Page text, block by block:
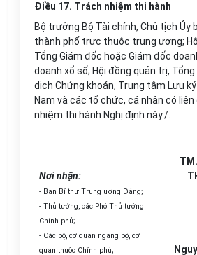
Điều 17. Trách nhiệm thi hành
Bộ trưởng Bộ Tài chính, Chủ tịch Ủy
thành phố trực thuộc trung ương;
Tổng Giám đốc hoặc Giám đốc
doanh xổ số; Hội đồng quản trị,
dịch Chứng khoán, Trung tâm Lưu
Nam và các tổ chức, cá nhân có
nhiệm thi hành Nghị định này./
Nơi nhận:
- Ban Bí thư Trung ương Đảng;
- Thủ tướng, các Phó Thủ tướng
Chính phủ;
- Các bộ, cơ quan ngang bộ, cơ
quan thuộc Chính phủ;